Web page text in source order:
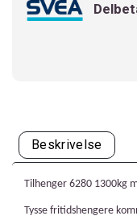
Beskrivelse
Tilhenger 6280 1300kg
Tysse fritidshengere